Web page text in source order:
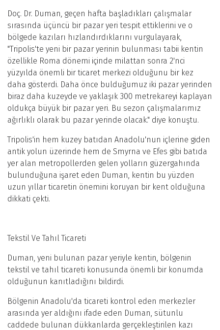
Doç. Dr. Duman, geçen hafta başladıkları çalışmalar
sırasında üçüncü bir pazar yeri tespit ettiklerini ve o
bölgede kazıları hızlandırdıklarını vurgulayarak,
"Tripolis'te yeni bir pazar yerinin bulunması tabii kentin
özellikle Roma dönemi içinde milattan sonra 2'nci
yüzyılda önemli bir ticaret merkezi olduğunu bir kez
daha gösterdi. Daha önce bulduğumuz iki pazar yerinden
biraz daha kuzeyde ve yaklaşık 300 metrekareyi kaplayan
oldukça büyük bir pazar yeri. Bu sezon çalışmalarımız
ağırlıklı olarak bu pazar yerinde olacak." diye konuştu.
Tripolis'in hem kuzey batıdan Anadolu'nun içlerine giden
antik yolun üzerinde hem de Smyrna ve Efes gibi batıda
yer alan metropollerden gelen yolların güzergahında
bulunduğuna işaret eden Duman, kentin bu yüzden
uzun yıllar ticaretin önemini koruyan bir kent olduğuna
dikkati çekti.
Tekstil Ve Tahıl Ticareti
Duman, yeni bulunan pazar yeriyle kentin, bölgenin
tekstil ve tahıl ticareti konusunda önemli bir konumda
olduğunun kanıtladığını bildirdi.
Bölgenin Anadolu'da ticareti kontrol eden merkezler
arasında yer aldığını ifade eden Duman, sütunlu
caddede bulunan dükkanlarda gerçekleştirilen kazı